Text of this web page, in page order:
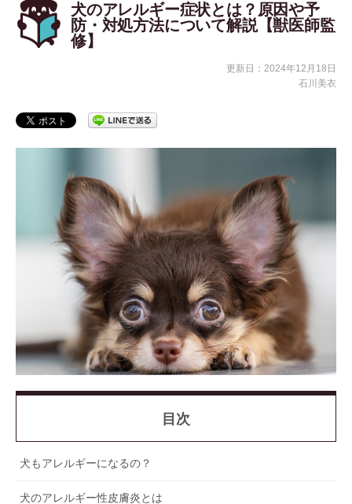
犬のアレルギー症状とは？原因や予
防・対処方法について解説【獣医師監
修】
更新日：2024年12月18日
石川美衣
目次
犬もアレルギーになるの？
犬のアレルギー性皮膚炎とは